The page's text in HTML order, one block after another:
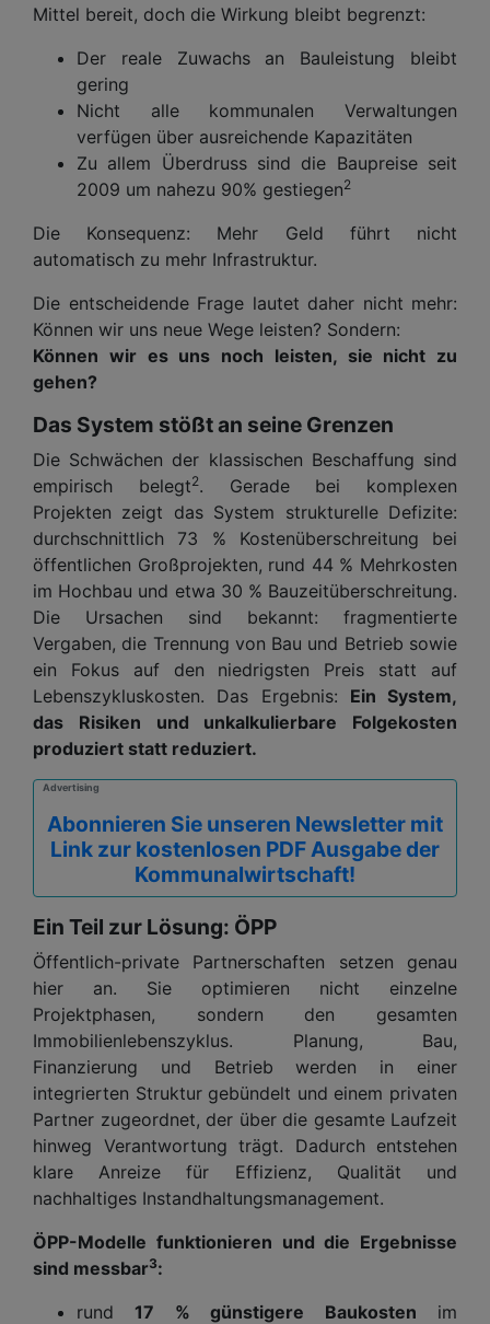
Mittel bereit, doch die Wirkung bleibt begrenzt:
Der reale Zuwachs an Bauleistung bleibt
gering
Nicht alle kommunalen Verwaltungen
verfügen über ausreichende Kapazitäten
Zu allem Überdruss sind die Baupreise seit
2009 um nahezu 90% gestiegen2
Die Konsequenz: Mehr Geld führt nicht
automatisch zu mehr Infrastruktur.
Die entscheidende Frage lautet daher nicht mehr:
Können wir uns neue Wege leisten? Sondern:
Können wir es uns noch leisten, sie nicht zu
gehen?
Das System stößt an seine Grenzen
Die Schwächen der klassischen Beschaffung sind
empirisch belegt2. Gerade bei komplexen
Projekten zeigt das System strukturelle Defizite:
durchschnittlich 73 % Kostenüberschreitung bei
öffentlichen Großprojekten, rund 44 % Mehrkosten
im Hochbau und etwa 30 % Bauzeitüberschreitung.
Die Ursachen sind bekannt: fragmentierte
Vergaben, die Trennung von Bau und Betrieb sowie
ein Fokus auf den niedrigsten Preis statt auf
Lebenszykluskosten. Das Ergebnis: Ein System,
das Risiken und unkalkulierbare Folgekosten
produziert statt reduziert.
Advertising
Abonnieren Sie unseren Newsletter mit
Link zur kostenlosen PDF Ausgabe der
Kommunalwirtschaft!
Ein Teil zur Lösung: ÖPP
Öffentlich-private Partnerschaften setzen genau
hier an. Sie optimieren nicht einzelne
Projektphasen, sondern den gesamten
Immobilienlebenszyklus. Planung, Bau,
Finanzierung und Betrieb werden in einer
integrierten Struktur gebündelt und einem privaten
Partner zugeordnet, der über die gesamte Laufzeit
hinweg Verantwortung trägt. Dadurch entstehen
klare Anreize für Effizienz, Qualität und
nachhaltiges Instandhaltungsmanagement.
ÖPP-Modelle funktionieren und die Ergebnisse
sind messbar3:
rund 17 % günstigere Baukosten im